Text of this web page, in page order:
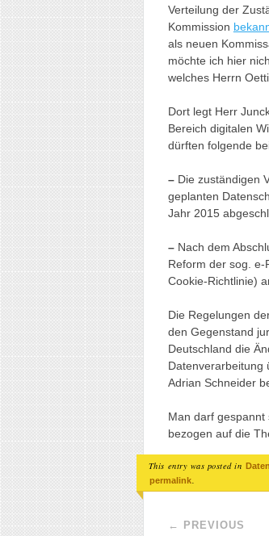
Verteilung der
Kommission
als neuen
möchte ich hier
welches Herrn
Dort legt Herr
Bereich digitalen
dürften folgende
–Die zuständigen
geplanten
Jahr 2015
–Nach dem
Reform der sog. e-
Cookie-Richtlinie)
Die Regelungen
den Gegenstand
Deutschland die
Datenverarbeitung
Adrian Schneider
Man darf
bezogen auf die
This entry was posted in
permalink.
Post
← PREVIOUS